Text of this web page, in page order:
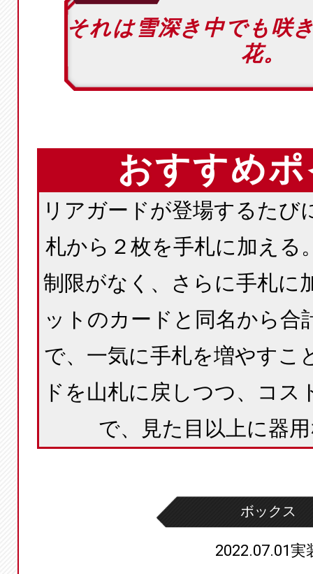
それは雪深き中でも咲
花。
おすすめ
リアガードが登場するたび
札から２枚を手札に加える
制限がなく、さらに手札に
ットのカードと同名から合
で、一気に手札を増やすこ
ドを山札に戻しつつ、コス
で、見た目以上に器
ボックス
2022.07.01実